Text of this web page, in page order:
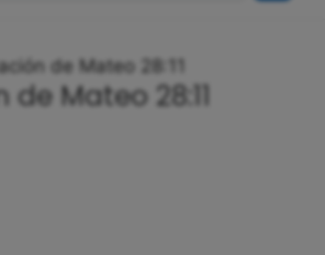
de Mateo 28:11
Mateo 28:11